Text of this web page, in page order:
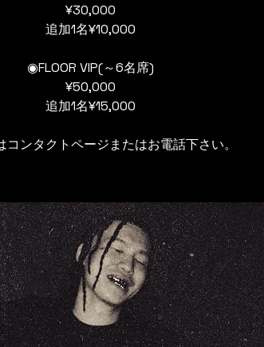
¥30,000
追加1名¥10,000
◉FLOOR VIP(～6名席)
¥50,000
追加1名¥15,000
コンタクトページまたはお電話下さい。